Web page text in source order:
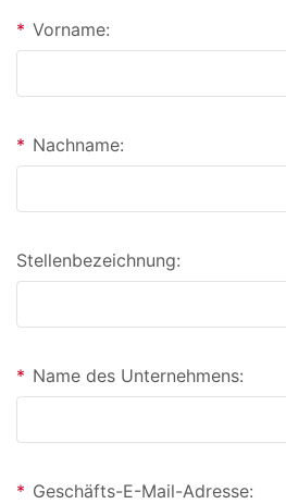
* Vorname:
* Nachname:
Stellenbezeichnung:
* Name des Unternehmens:
* Geschäfts-E-Mail-Adresse: